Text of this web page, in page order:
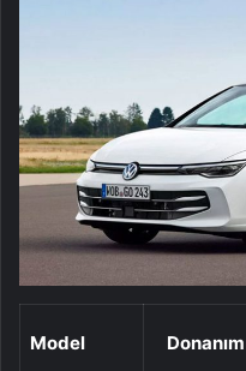
Model Donanım